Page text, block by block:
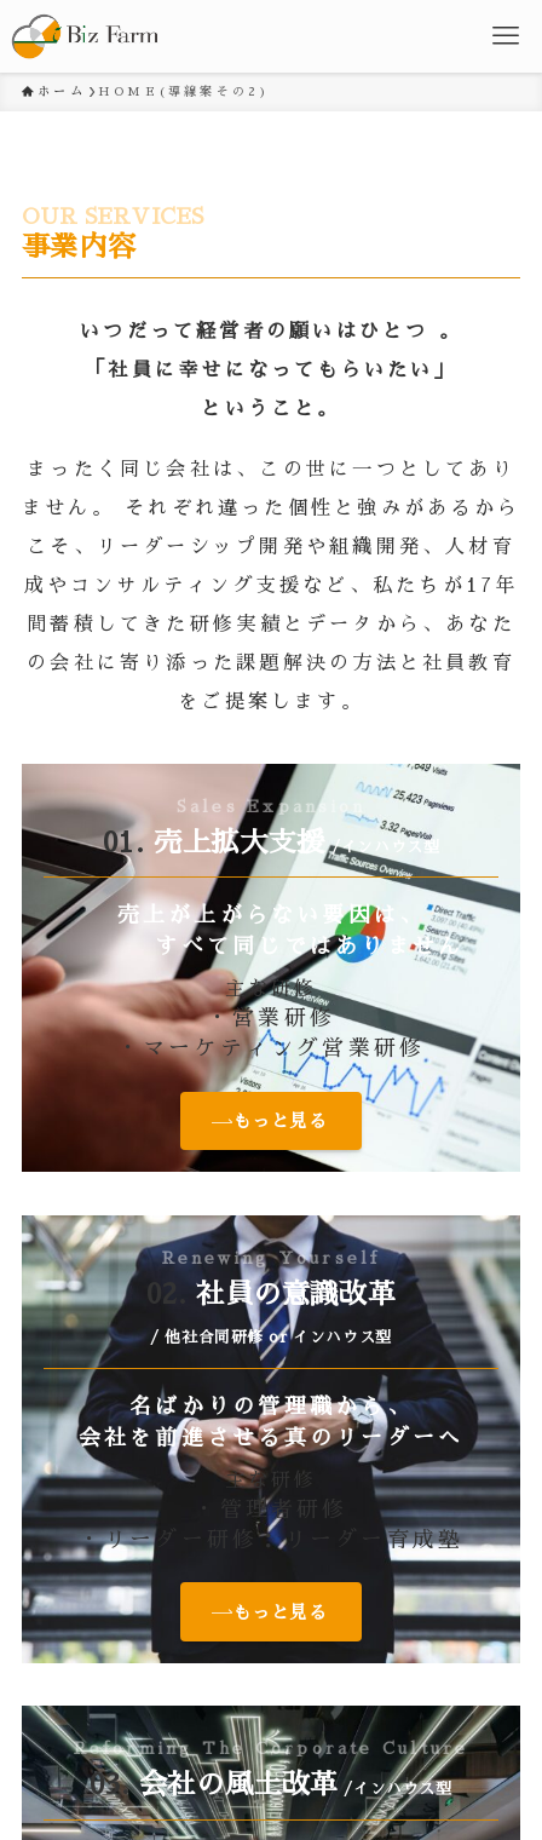
ホーム HOME(導線案その2)
OUR SERVICES
事業内容
いつだって経営者の願いはひとつ 。
「社員に幸せになってもらいたい」
ということ。
まったく同じ会社は、この世に一つとしてあり
ません。 それぞれ違った個性と強みがあるから
こそ、リーダーシップ開発や組織開発、人材育
成やコンサルティング支援など、私たちが17年
間蓄積してきた研修実績とデータから、あなた
の会社に寄り添った課題解決の方法と社員教育
をご提案します。
Sales Expansion
01. 売上拡大支援 /インハウス型
売上が上がらない要因は、
すべて同じではありません
主な研修
・営業研修
・マーケティング営業研修
もっと見る
Renewing Yourself
02.社員の意識改革
/ 他社合同研修 or インハウス型
名ばかりの管理職から、
会社を前進させる真のリーダーへ
主な研修
・管理者研修
・リーダー研修：リーダー育成塾
もっと見る
Reforming The Corporate Culture
03.会社の風土改革 /インハウス型